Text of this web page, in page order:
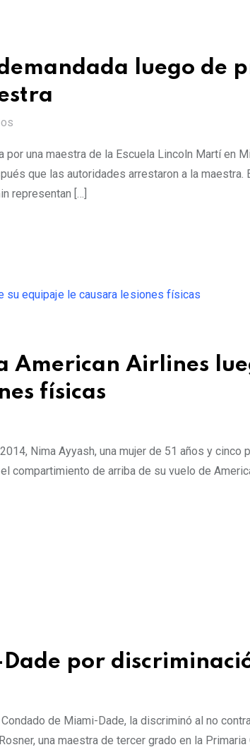
luego de
una maestra de la Escuela Lincoln Martí en
que las autoridades arrestaron a la maestra.
representan […]
American Airlines
físicas
Nima Ayyash, una mujer de 51 años y cinco
compartimiento de arriba de su vuelo de
por
de Miami-Dade, la discriminó al no
una maestra de tercer grado en la